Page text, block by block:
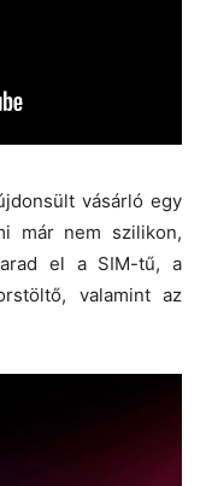
vásárló egy
már nem szilikon,
el a SIM-tű, a
valamint az